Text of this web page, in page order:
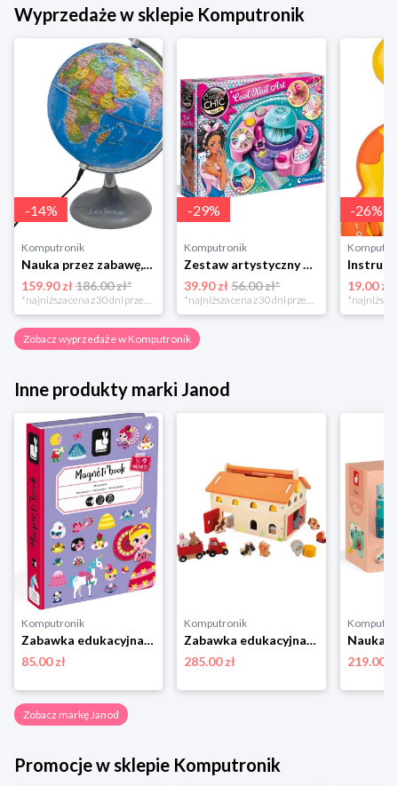
Wyprzedaże w sklepie Komputronik
-14%
Komputronik
Nauka przez zabawę,zabawka edukacyjna,zabawka interaktywna Lexibook Globus Świecący Dzienny i Nocny PL LEXIBOOK
159.90 zł186.00 zł*
*najniższa cena z 30 dni przed obniżką
-29%
Komputronik
Zestaw artystyczny Clementoni Crazy chic Odjazdowe paznokcie 78771
39.90 zł 56.00 zł*
*najniższa cena z 30 dni przed obniżką
-26%
19.00 zł
Zobacz wyprzedaże w Komputronik
Inne produkty marki Janod
Komputronik
Zabawka edukacyjna,zabawki magnetyczne Janod Magnetibook Księżniczki
85.00 zł
Komputronik
Zabawka edukacyjna,zestaw do odgrywania ról Janod Farma Drewniana J03318
285.00 zł
219.00 zł
Zobacz markę Janod
Promocje w sklepie Komputronik